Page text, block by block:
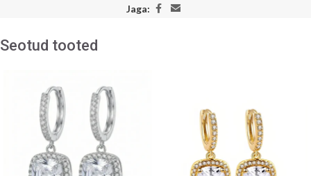
Jaga:
Seotud tooted